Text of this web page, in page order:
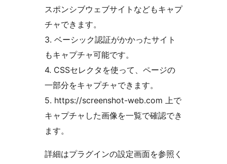
スポンシブウェブサイトなどもキャプ
チャできます。
3. ベーシック認証がかかったサイト
もキャプチャ可能です。
4. CSSセレクタを使って、ページの
一部分をキャプチャできます。
5. https://screenshot-web.com 上で
キャプチャした画像を一覧で確認でき
ます。
詳細はプラグインの設定画面を参照く